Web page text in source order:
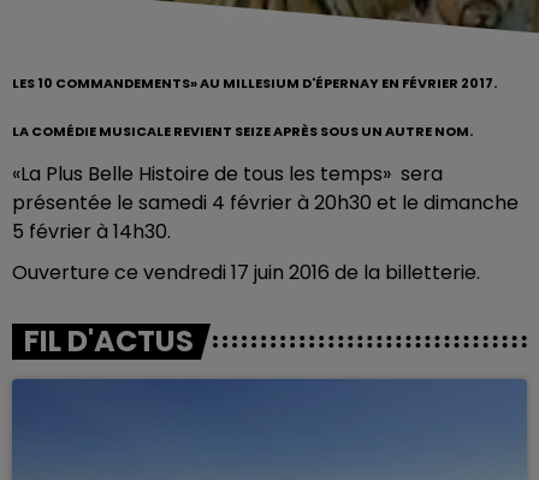
LES 10 COMMANDEMENTS» AU MILLESIUM D'ÉPERNAY EN FÉVRIER 2017.
LA COMÉDIE MUSICALE REVIENT SEIZE APRÈS SOUS UN AUTRE NOM.
«La Plus Belle Histoire de tous les temps» sera
présentée le samedi 4 février à 20h30 et le dimanche
5 février à 14h30.
Ouverture ce vendredi 17 juin 2016 de la billetterie.
FIL D'ACTUS